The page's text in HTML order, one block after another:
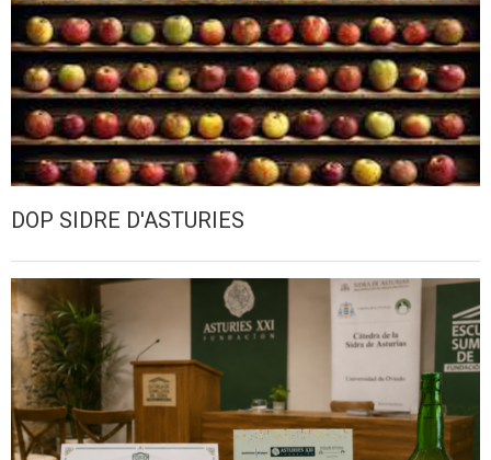
DOP SIDRE D'ASTURIES